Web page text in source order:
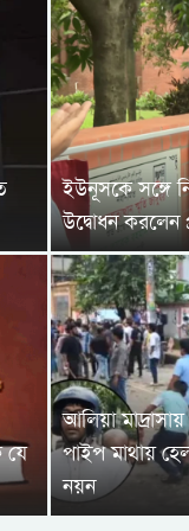
ইউনূসকে সঙ্গে
উদ্বোধন করলেন
যে
আলিয়া
পাইপ মাথায়
নয়ন